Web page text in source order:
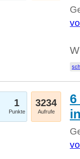
1
Punkte
3234
Aufrufe